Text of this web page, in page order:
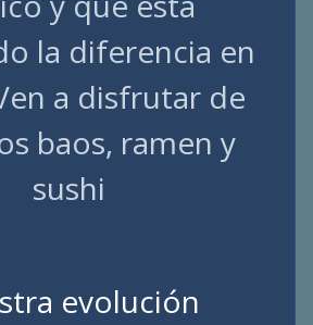
la diferencia en
a disfrutar de
baos, ramen y
sushi
evolución